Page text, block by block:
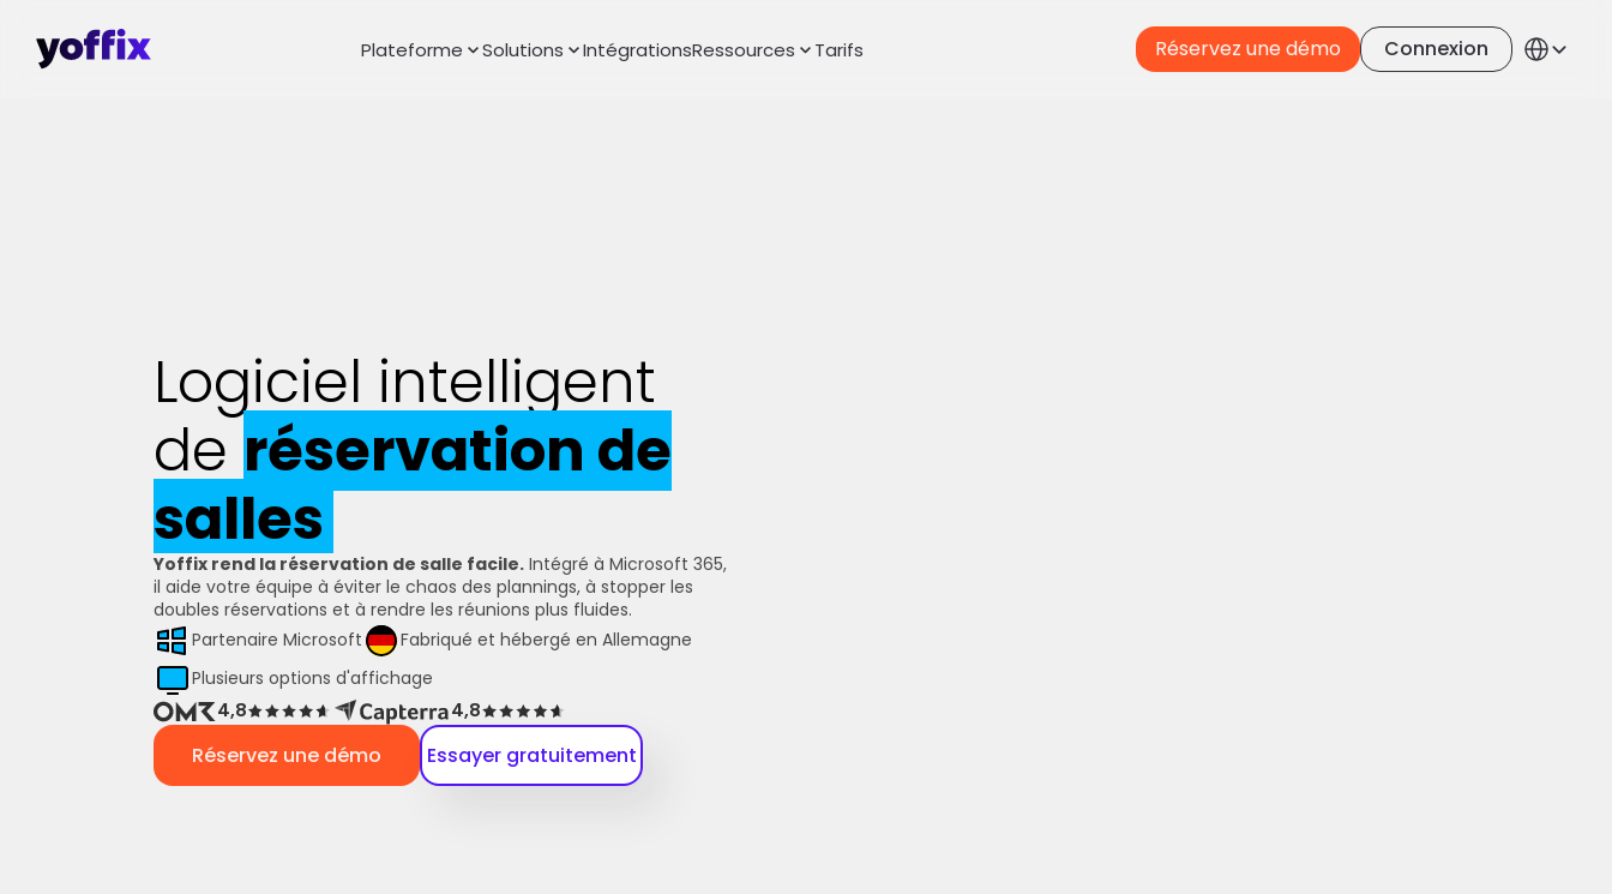
Plateforme Solutions IntégrationsRessources Tarifs Réservez une démo Connexion French
Logiciel intelligent
de réservation de
salles
Yoffix rend la réservation de salle facile. Intégré à Microsoft 365,
il aide votre équipe à éviter le chaos des plannings, à stopper les
doubles réservations et à rendre les réunions plus fluides.
Partenaire Microsoft
Fabriqué et hébergé en Allemagne
Plusieurs options d'affichage
4,8
4,8
Réservez une démo Essayer gratuitement